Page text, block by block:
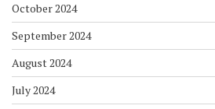
October 2024
September 2024
August 2024
July 2024